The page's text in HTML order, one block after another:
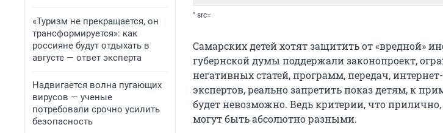
«Туризм не прекращается, он
трансформируется»: как
россияне будут отдыхать в
августе — ответ эксперта
Надвигается волна пугающих
вирусов — ученые
потребовали срочно усилить
безопасность
" src=
Самарских детей хотят защитить от «вредной»
губернской думы поддержали законопроект,
негативных статей, программ, передач,
экспертов, реально запретить показ детям, к
будет невозможно. Ведь критерии, что
могут быть абсолютно разными.